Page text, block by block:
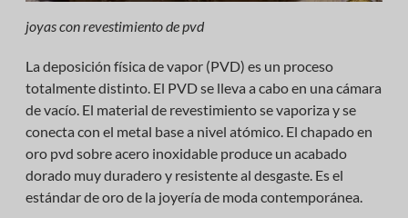
joyas con revestimiento de pvd
La deposición física de vapor (PVD) es un proceso
totalmente distinto. El PVD se lleva a cabo en una cámara
de vacío. El material de revestimiento se vaporiza y se
conecta con el metal base a nivel atómico. El chapado en
oro pvd sobre acero inoxidable produce un acabado
dorado muy duradero y resistente al desgaste. Es el
estándar de oro de la joyería de moda contemporánea.